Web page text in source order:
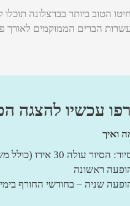
הטוב ביותר בברצלונה
הברים הממוקמים לאורך
עכשיו להצגה
ואיך
עולה 30 אירו (כולל משקה ראשון),
הופעה שניה – בחודשי החורף